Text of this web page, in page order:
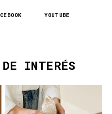
YOUTUBE
INTERÉS